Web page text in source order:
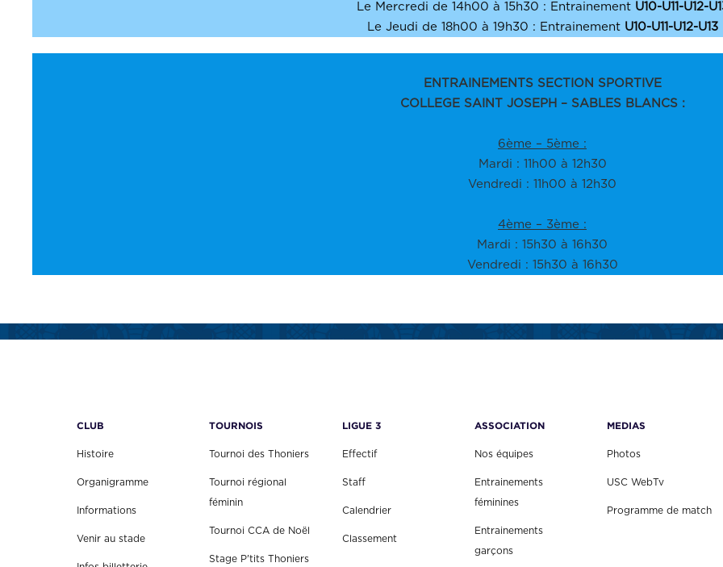
Le Mercredi de 14h00 à 15h30 : Entrainement U10-U11-U12-
Le Jeudi de 18h00 à 19h30 : Entrainement U10-U11-U12-U13
ENTRAINEMENTS SECTION SPORTIVE
COLLEGE SAINT JOSEPH – SABLES BLANCS :
6ème – 5ème :
Mardi : 11h00 à 12h30
Vendredi : 11h00 à 12h30
4ème – 3ème :
Mardi : 15h30 à 16h30
Vendredi : 15h30 à 16h30
CLUB
Histoire
Organigramme
Informations
Venir au stade
TOURNOIS
Tournoi des Thoniers
Tournoi régional
féminin
Tournoi CCA de Noël
Stage P'tits Thoniers
LIGUE 3
Effectif
Staff
Calendrier
Classement
ASSOCIATION
Nos équipes
Entrainements
féminines
Entrainements
garçons
MEDIAS
Photos
USC WebTv
Programme de match